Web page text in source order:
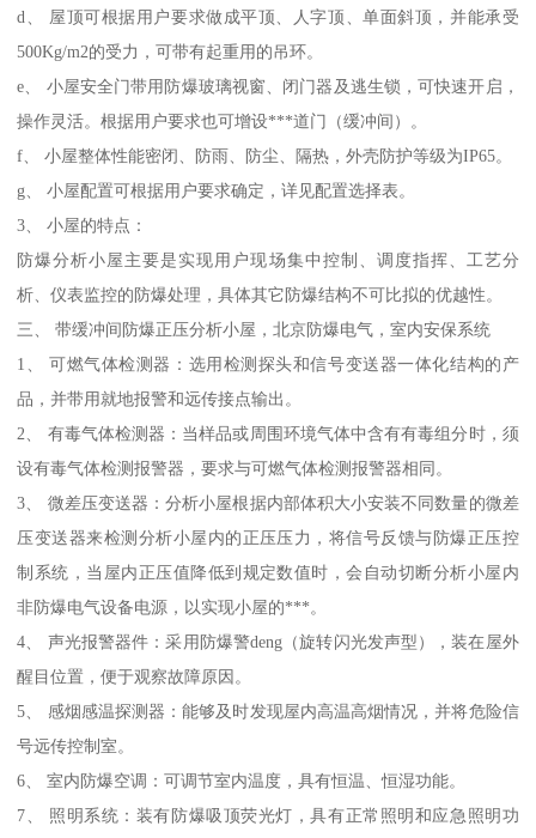
d、 屋顶可根据用户要求做成平顶、人字顶、单面斜顶，并能承受
500Kg/m2的受力，可带有起重用的吊环。
e、 小屋安全门带用防爆玻璃视窗、闭门器及逃生锁，可快速开启，
操作灵活。根据用户要求也可增设***道门（缓冲间）。
f、 小屋整体性能密闭、防雨、防尘、隔热，外壳防护等级为IP65。
g、 小屋配置可根据用户要求确定，详见配置选择表。
3、 小屋的特点：
防爆分析小屋主要是实现用户现场集中控制、调度指挥、工艺分
析、仪表监控的防爆处理，具体其它防爆结构不可比拟的优越性。
三、 带缓冲间防爆正压分析小屋，北京防爆电气，室内安保系统
1、 可燃气体检测器：选用检测探头和信号变送器一体化结构的产
品，并带用就地报警和远传接点输出。
2、 有毒气体检测器：当样品或周围环境气体中含有有毒组分时，须
设有毒气体检测报警器，要求与可燃气体检测报警器相同。
3、 微差压变送器：分析小屋根据内部体积大小安装不同数量的微差
压变送器来检测分析小屋内的正压压力，将信号反馈与防爆正压控
制系统，当屋内正压值降低到规定数值时，会自动切断分析小屋内
非防爆电气设备电源，以实现小屋的***。
4、 声光报警器件：采用防爆警deng（旋转闪光发声型），装在屋外
醒目位置，便于观察故障原因。
5、 感烟感温探测器：能够及时发现屋内高温高烟情况，并将危险信
号远传控制室。
6、 室内防爆空调：可调节室内温度，具有恒温、恒湿功能。
7、 照明系统：装有防爆吸顶荧光灯，具有正常照明和应急照明功